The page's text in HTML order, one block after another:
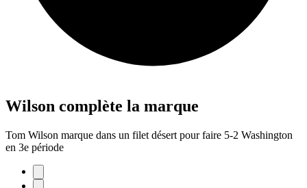
Wilson complète la marque
Tom Wilson marque dans un filet désert pour faire 5-2 Washington
en 3e période